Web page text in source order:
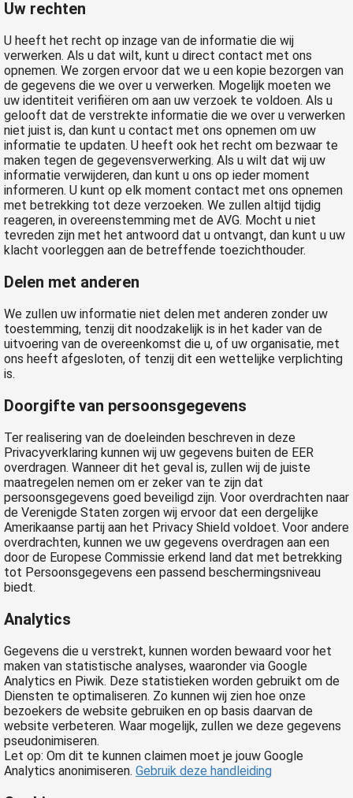
Uw rechten
U heeft het recht op inzage van de informatie die wij
verwerken. Als u dat wilt, kunt u direct contact met ons
opnemen. We zorgen ervoor dat we u een kopie bezorgen van
de gegevens die we over u verwerken. Mogelijk moeten we
uw identiteit verifiëren om aan uw verzoek te voldoen. Als u
gelooft dat de verstrekte informatie die we over u verwerken
niet juist is, dan kunt u contact met ons opnemen om uw
informatie te updaten. U heeft ook het recht om bezwaar te
maken tegen de gegevensverwerking. Als u wilt dat wij uw
informatie verwijderen, dan kunt u ons op ieder moment
informeren. U kunt op elk moment contact met ons opnemen
met betrekking tot deze verzoeken. We zullen altijd tijdig
reageren, in overeenstemming met de AVG. Mocht u niet
tevreden zijn met het antwoord dat u ontvangt, dan kunt u uw
klacht voorleggen aan de betreffende toezichthouder.
Delen met anderen
We zullen uw informatie niet delen met anderen zonder uw
toestemming, tenzij dit noodzakelijk is in het kader van de
uitvoering van de overeenkomst die u, of uw organisatie, met
ons heeft afgesloten, of tenzij dit een wettelijke verplichting
is.
Doorgifte van persoonsgegevens
Ter realisering van de doeleinden beschreven in deze
Privacyverklaring kunnen wij uw gegevens buiten de EER
overdragen. Wanneer dit het geval is, zullen wij de juiste
maatregelen nemen om er zeker van te zijn dat
persoonsgegevens goed beveiligd zijn. Voor overdrachten naar
de Verenigde Staten zorgen wij ervoor dat een dergelijke
Amerikaanse partij aan het Privacy Shield voldoet. Voor andere
overdrachten, kunnen we uw gegevens overdragen aan een
door de Europese Commissie erkend land dat met betrekking
tot Persoonsgegevens een passend beschermingsniveau
biedt.
Analytics
Gegevens die u verstrekt, kunnen worden bewaard voor het
maken van statistische analyses, waaronder via Google
Analytics en Piwik. Deze statistieken worden gebruikt om de
Diensten te optimaliseren. Zo kunnen wij zien hoe onze
bezoekers de website gebruiken en op basis daarvan de
website verbeteren. Waar mogelijk, zullen we deze gegevens
pseudonimiseren.
Let op: Om dit te kunnen claimen moet je jouw Google
Analytics anonimiseren. Gebruik deze handleiding